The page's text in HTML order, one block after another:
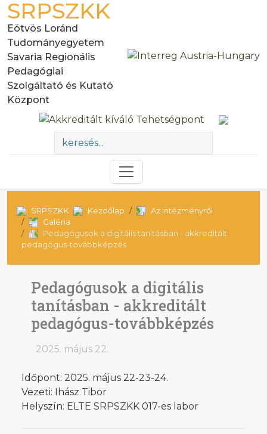
SRPSZKK
Eötvös Loránd
Tudományegyetem
Savaria Regionális
Pedagógiai
Szolgáltató és Kutató
Központ
SRPSZKK Kezdőlap
Az intézményről
Galéria
Pedagógusok a digitális tanításban - akkreditált
pedagógus-továbbképzés
Pedagógusok a digitális
tanításban - akkreditált
pedagógus-továbbképzés
2025. május 22.
Időpont: 2025. május 22-23-24.
Vezeti: Ihász Tibor
Helyszín: ELTE SRPSZKK 017-es labor